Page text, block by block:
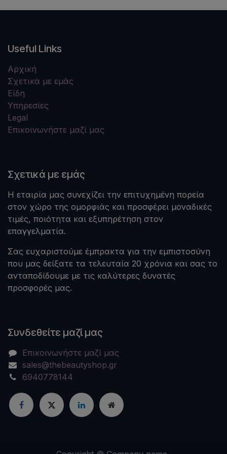
Useful Links
Αρχική
Σχετικά με εμάς
Είδη
Υπηρεσίες
Legal
Επικοινωνήστε μαζί μας
Σχετικά με εμάς
Η εταιρία μας συνεχίζει την επιτυχημένη πορεία
στον χώρο της ομορφιάς και προσφέρει μοναδικές
τιμές, ποιότητα και εξυπηρέτηση στον
επαγγελματία.
Σας ευχαριστούμε έμπρακτα για την εμπιστοσύνη
που μας δείξατε τα τελευταία 20 χρόνια και σας το
ανταποδίδουμε με τις καλύτερες δυνατές
προσφορές μας.
Συνδεθείτε μαζί μας
Επικοινωνήστε μαζί μας
sales@thebeautyshop.gr
6940778144